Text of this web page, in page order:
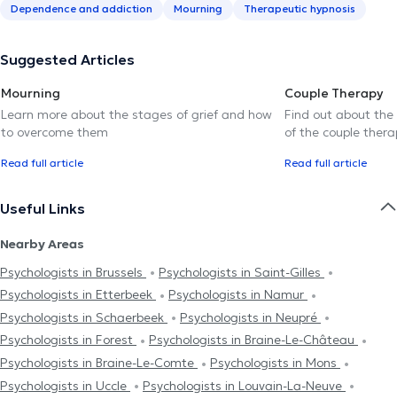
Dependence and addiction
Mourning Therapeutic hypnosis
Suggested Articles
Mourning
Learn more about the stages of grief and how
to overcome them
Read full article
Couple Therapy
Find out about the
of the couple
Read full article
Useful Links
Nearby Areas
Psychologists in Brussels
Psychologists in Saint-Gilles
Psychologists in Etterbeek
Psychologists in Namur
Psychologists in Schaerbeek
Psychologists in Neupré
Psychologists in Forest
Psychologists in Braine-Le-Château
Psychologists in Braine-Le-Comte
Psychologists in Mons
Psychologists in Uccle
Psychologists in Louvain-La-Neuve